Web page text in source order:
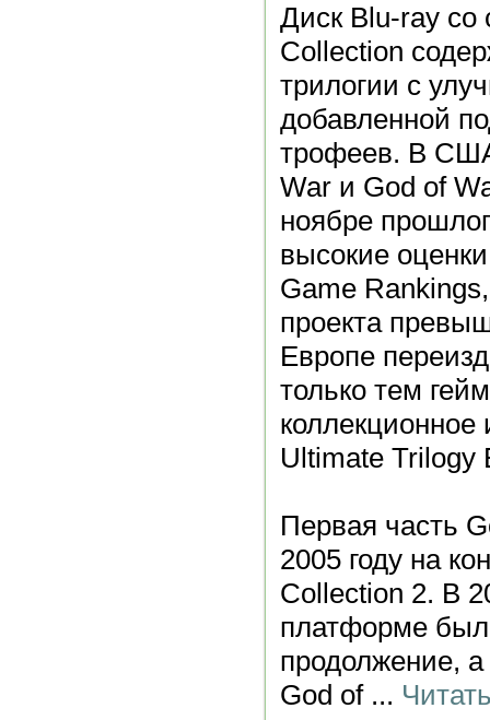
Диск Blu-ray со
Collection
трилогии с
добавленной
трофеев. В
War и God of
ноябре
высокие
Game
проекта
Европе
только тем
коллекционное
Ultimate Trilogy
Первая часть
2005 году на
Collection 2. В
платформе
продолжение,
God of ...